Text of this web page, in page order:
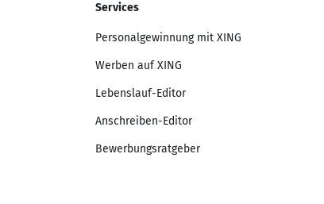
Services
Personalgewinnung mit XING
Werben auf XING
Lebenslauf-Editor
Anschreiben-Editor
Bewerbungsratgeber